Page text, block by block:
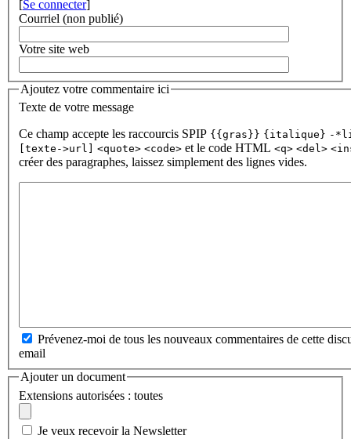
[Se connecter]
Courriel (non publié)
Votre site web
Ajoutez votre commentaire ici
Texte de votre message
Ce champ accepte les raccourcis SPIP {{gras}} {italique} -
[texte->url]
<quote> <code> et le code HTML <q> <del>
créer des paragraphes, laissez simplement des lignes vides.
Prévenez-moi de tous les nouveaux commentaires de cette
email
Ajouter un document
Extensions autorisées : toutes
Je veux recevoir la Newsletter